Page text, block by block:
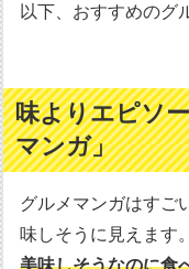
以下、おすすめのグ
味よりエピソ
マンガ」
グルメマンガはすご
味しそうに見えます
美味しそうなのに食